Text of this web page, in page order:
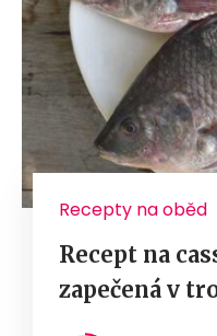
Recepty na oběd
Recept na
zapečená v